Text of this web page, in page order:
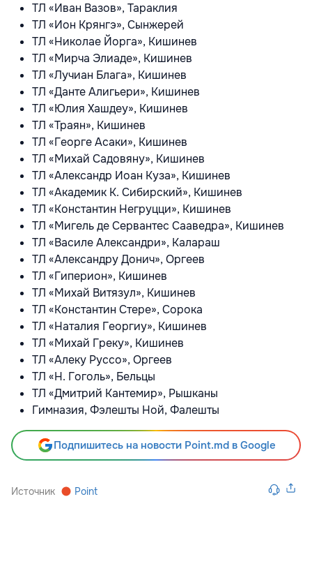
ТЛ «Иван Вазов», Тараклия
ТЛ «Ион Крянгэ», Сынжерей
ТЛ «Николае Йорга», Кишинев
ТЛ «Мирча Элиаде», Кишинев
ТЛ «Лучиан Блага», Кишинев
ТЛ «Данте Алигьери», Кишинев
ТЛ «Юлия Хашдеу», Кишинев
ТЛ «Траян», Кишинев
ТЛ «Георге Асаки», Кишинев
ТЛ «Михай Садовяну», Кишинев
ТЛ «Александр Иоан Куза», Кишинев
ТЛ «Академик К. Сибирский», Кишинев
ТЛ «Константин Негруцци», Кишинев
ТЛ «Мигель де Сервантес Сааведра», Кишинев
ТЛ «Василе Александри», Калараш
ТЛ «Александру Донич», Оргеев
ТЛ «Гиперион», Кишинев
ТЛ «Михай Витязул», Кишинев
ТЛ «Константин Стере», Сорока
ТЛ «Наталия Георгиу», Кишинев
ТЛ «Михай Греку», Кишинев
ТЛ «Алеку Руссо», Оргеев
ТЛ «Н. Гоголь», Бельцы
ТЛ «Дмитрий Кантемир», Рышканы
Гимназия, Фэлешты Ной, Фалешты
Подпишитесь на новости Point.md в Google
Источник Point